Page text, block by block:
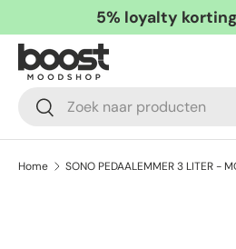
Ga naar inhoud
5% loyalty
Zoeken
Zoeken
Home SONO PEDAALEMMER 3 LITER -